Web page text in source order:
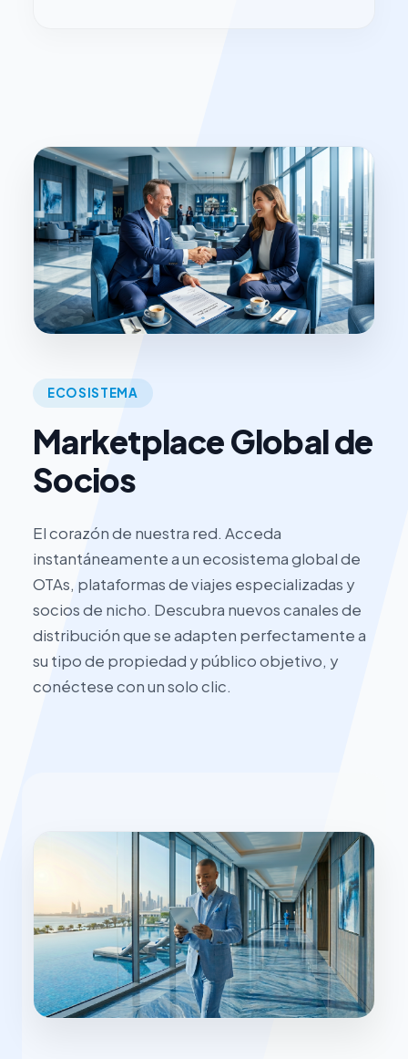
ECOSISTEMA
Marketplace Global de
Socios
El corazón de nuestra red. Acceda
instantáneamente a un ecosistema global de
OTAs, plataformas de viajes especializadas y
socios de nicho. Descubra nuevos canales de
distribución que se adapten perfectamente a
su tipo de propiedad y público objetivo, y
conéctese con un solo clic.